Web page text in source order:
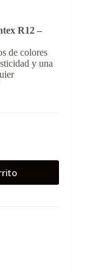
R12 –
de colores
y una